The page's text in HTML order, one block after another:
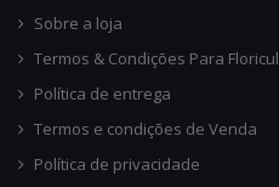
Sobre a loja
Termos & Condições Para
Política de entrega
Termos e condições de Venda
Política de privacidade